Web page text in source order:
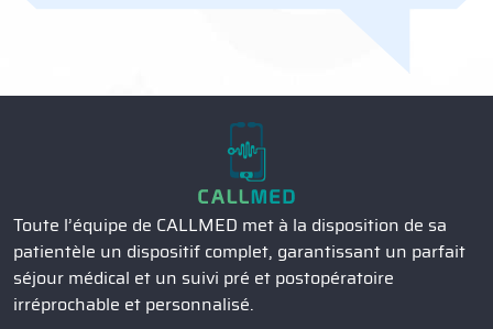
Toute l’équipe de CALLMED met à la disposition de sa
patientèle un dispositif complet, garantissant un parfait
séjour médical et un suivi pré et postopératoire
irréprochable et personnalisé.